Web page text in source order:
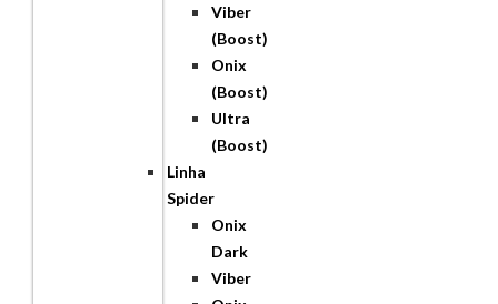
Viber
(Boost)
Onix
(Boost)
Ultra
(Boost)
Linha
Spider
Onix
Dark
Viber